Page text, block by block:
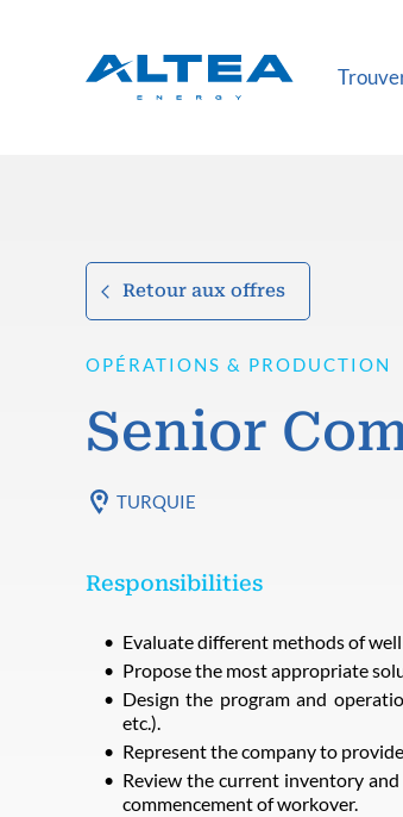
Retour aux offres
OPÉRATIONS & PRODUCTION
Senior
TURQUIE
Responsibilities
Evaluate different methods of
Propose the most appropriate
Design the program and
etc.).
Represent the company to
Review the current inventory
commencement of workover.